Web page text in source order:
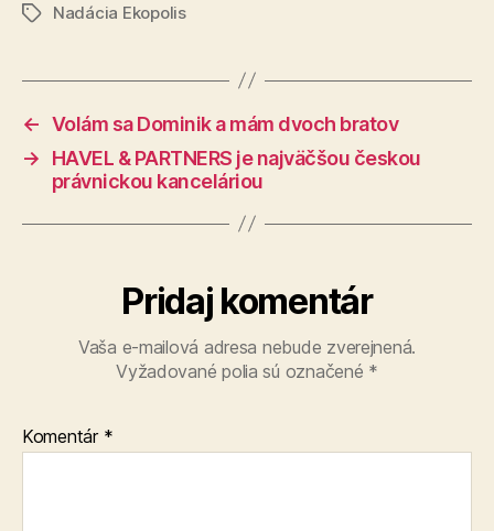
ZnačkyNadácia Ekopolis
← Volám sa Dominik a mám dvoch bratov
→
HAVEL & PARTNERS je najväčšou českou
právnickou kanceláriou
Pridaj komentár
Vaša e-mailová adresa nebude zverejnená.
Vyžadované polia sú označené *
Komentár *